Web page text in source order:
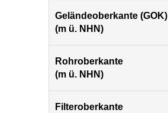
Geländeoberkante (GOK)
(m ü. NHN)
Rohroberkante
(m ü. NHN)
Filteroberkante